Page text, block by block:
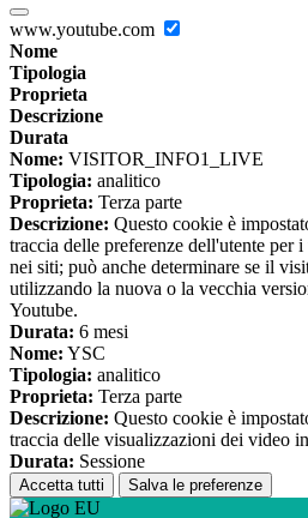
www.youtube.com
Nome
Tipologia
Proprieta
Descrizione
Durata
Nome: VISITOR_INFO1_LIVE
Tipologia: analitico
Proprieta: Terza parte
Descrizione: Questo cookie è
traccia delle preferenze dell'utente per
nei siti; può anche determinare se il
utilizzando la nuova o la vecchia
Youtube.
Durata: 6 mesi
Nome: YSC
Tipologia: analitico
Proprieta: Terza parte
Descrizione: Questo cookie è
traccia delle visualizzazioni dei video
Durata: Sessione
Accetta tutti Salva le preferenze